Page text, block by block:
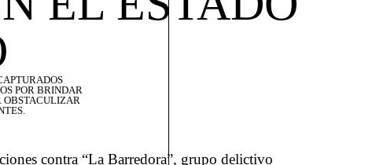
POR BRINDAR
OBSTACULIZAR
contra “La Barredora”, grupo delictivo